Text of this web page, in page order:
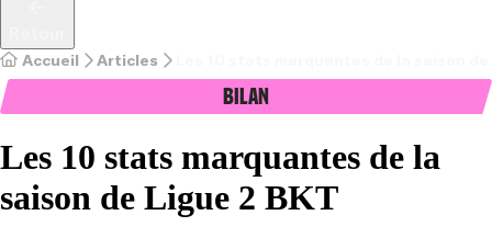
Accueil Articles
Bilan
Les 10 stats marquantes de la
saison de Ligue 2 BKT